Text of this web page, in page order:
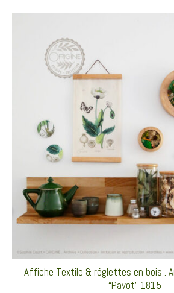
Affiche Textile & réglettes en bois .
“Pavot” 1815